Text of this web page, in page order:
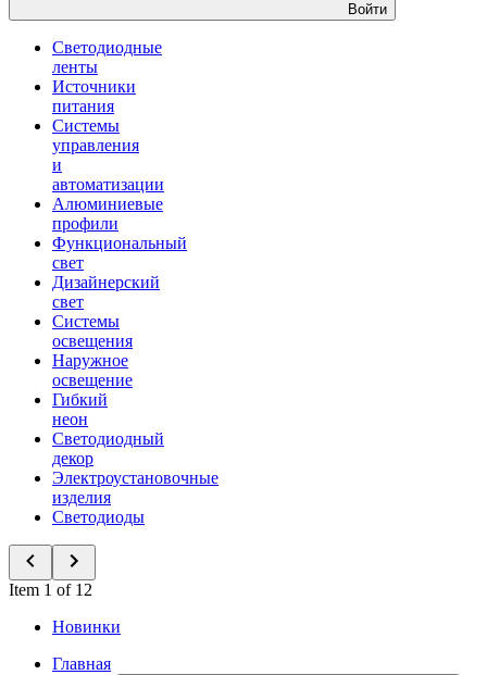
Войти
Светодиодные
ленты
Источники
питания
Системы
управления
и
автоматизации
Алюминиевые
профили
Функциональный
свет
Дизайнерский
свет
Системы
освещения
Наружное
освещение
Гибкий
неон
Светодиодный
декор
Электроустановочные
изделия
Светодиоды
Item 1 of 12
Новинки
Главная